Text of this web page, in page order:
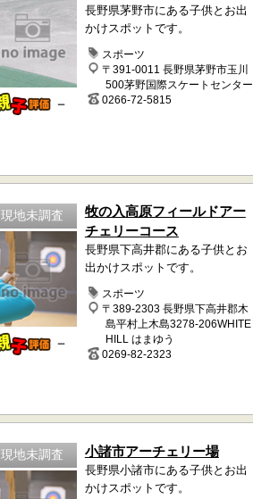
－
長野県茅野市にある子供とお出
かけスポットです。
スポーツ
〒391-0011 長野県茅野市玉川
500茅野国際スケートセンター
0266-72-5815
現地未調査
－
牧の入高原フィールドアー
チェリーコース
長野県下高井郡にある子供とお
出かけスポットです。
スポーツ
〒389-2303 長野県下高井郡木
島平村上木島3278-206WHITE
HILL はまゆう
0269-82-2323
現地未調査 小諸市アーチェリー場
長野県小諸市にある子供とお出
かけスポットです。